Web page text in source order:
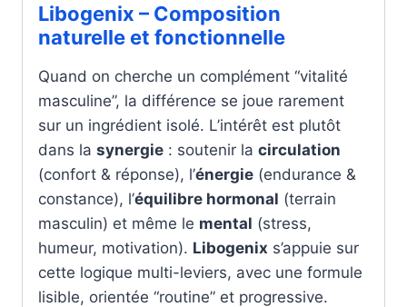
Libogenix – Composition
naturelle et fonctionnelle
Quand on cherche un complément “vitalité
masculine”, la différence se joue rarement
sur un ingrédient isolé. L’intérêt est plutôt
dans la synergie : soutenir la circulation
(confort & réponse), l’énergie (endurance &
constance), l’équilibre hormonal (terrain
masculin) et même le mental (stress,
humeur, motivation). Libogenix s’appuie sur
cette logique multi-leviers, avec une formule
lisible, orientée “routine” et progressive.